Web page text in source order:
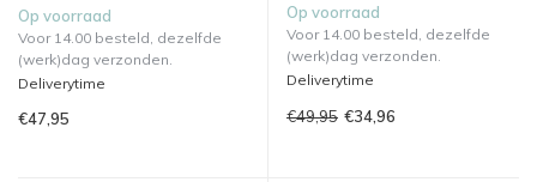
Op voorraad
Voor 14.00 besteld, dezelfde
(werk)dag verzonden.
Deliverytime
€47,95
Op voorraad
Voor 14.00 besteld, dezelfde
(werk)dag verzonden.
Deliverytime
€49,95 €34,96